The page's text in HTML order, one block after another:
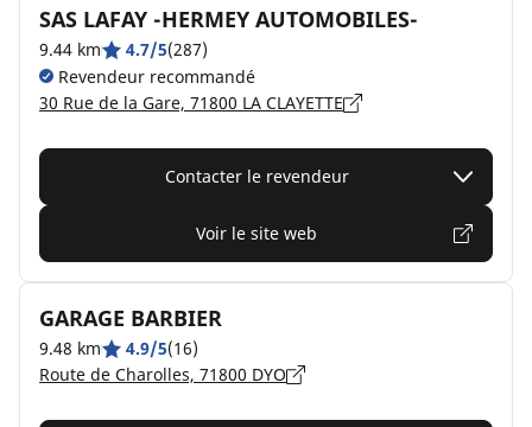
SAS LAFAY -HERMEY AUTOMOBILES-
9.44 km 4.7/5(287)
Revendeur recommandé
30 Rue de la Gare, 71800 LA CLAYETTE
Contacter le revendeur
Voir le site web
GARAGE BARBIER
9.48 km 4.9/5(16)
Route de Charolles, 71800 DYO